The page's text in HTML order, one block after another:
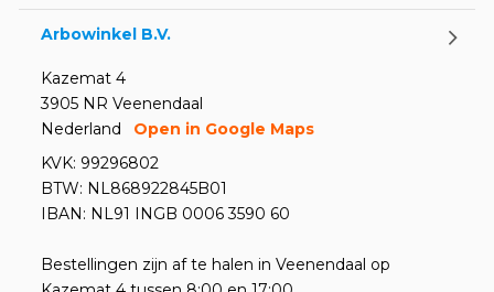
Arbowinkel B.V.
Kazemat 4
3905 NR Veenendaal
Nederland
Open in Google Maps
KVK: 99296802
BTW: NL868922845B01
IBAN: NL91 INGB 0006 3590 60
Bestellingen zijn af te halen in Veenendaal op